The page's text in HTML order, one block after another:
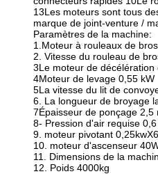
13Les moteurs sont tous
marque de joint-venture /
Paramètres de la machine:
1. Moteur à rouleaux de
2. Vitesse du rouleau de
3Le moteur de décélération
4Moteur de levage 0,55 kW
5La vitesse du lit de
6. La longueur de broyage
7Épaisseur de ponçage 2,5
8- Pression d'air requise
9. moteur pivotant
10. moteur d'ascenseur
11. Dimensions de la
12. Poids 4000kg